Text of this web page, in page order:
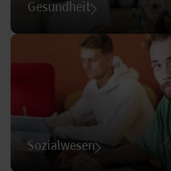
Gesundheit
Sozialwesen